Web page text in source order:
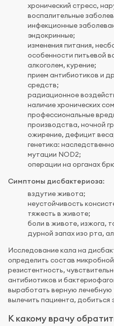
хронический стресс,
воспалительные
инфекционные
эндокринные;
изменения питания,
особенности питьевой
алкоголем, курение;
прием антибиотиков и
средств;
радиационное
наличие хронических
профессиональные
производства, ночной
ожирение, дефицит
генетика:
мутации NOD2;
операции на органах
Симптомы дисбактериоза:
вздутие живота;
неустойчивость
тяжесть в животе;
боли в животе, изжога,
дурной запах изо рта,
Исследование кала на
определить состав
резистентность,
антибиотиков и
выработать верную лечебную
вылечить пациента, добиться
К какому врачу